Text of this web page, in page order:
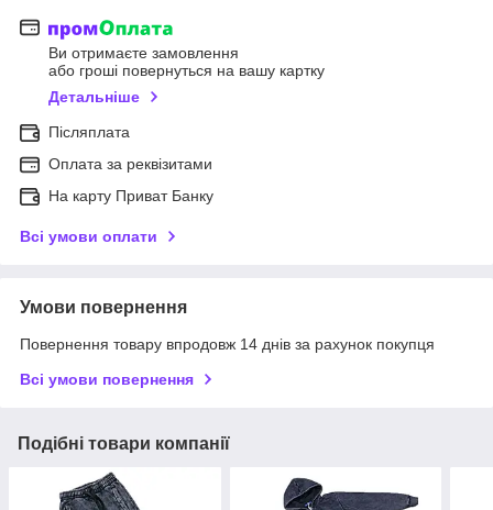
Ви отримаєте замовлення
або гроші повернуться на вашу картку
Детальніше
Післяплата
Оплата за реквізитами
На карту Приват Банку
Всі умови оплати
Умови повернення
Повернення товару впродовж 14 днів за рахунок покупця
Всі умови повернення
Подібні товари компанії